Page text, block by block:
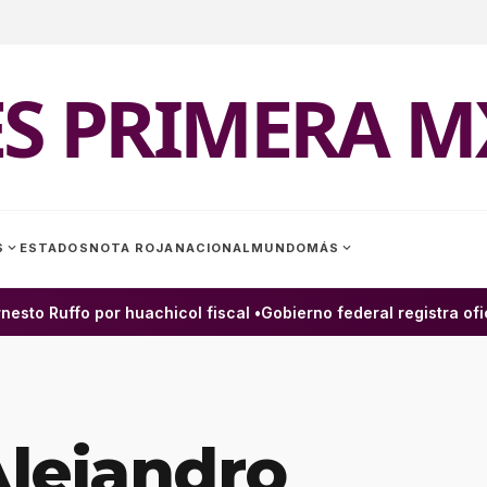
PRIMERA
expand_more ESTADOS NOTA ROJA NACIONAL MUNDOMÁS expand_more
Ruffo por huachicol fiscal •Gobierno federal registra